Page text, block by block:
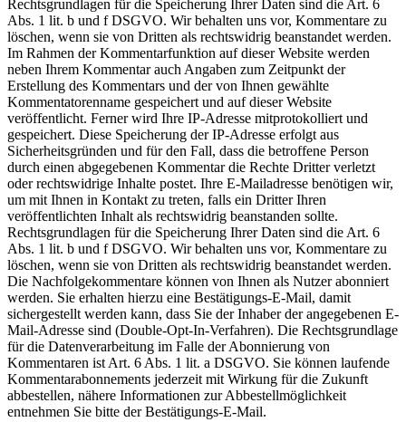
Rechtsgrundlagen für die Speicherung Ihrer Daten sind die Art. 6
Abs. 1 lit. b und f DSGVO. Wir behalten uns vor, Kommentare zu
löschen, wenn sie von Dritten als rechtswidrig beanstandet werden.
Im Rahmen der Kommentarfunktion auf dieser Website werden
neben Ihrem Kommentar auch Angaben zum Zeitpunkt der
Erstellung des Kommentars und der von Ihnen gewählte
Kommentatorenname gespeichert und auf dieser Website
veröffentlicht. Ferner wird Ihre IP-Adresse mitprotokolliert und
gespeichert. Diese Speicherung der IP-Adresse erfolgt aus
Sicherheitsgründen und für den Fall, dass die betroffene Person
durch einen abgegebenen Kommentar die Rechte Dritter verletzt
oder rechtswidrige Inhalte postet. Ihre E-Mailadresse benötigen wir,
um mit Ihnen in Kontakt zu treten, falls ein Dritter Ihren
veröffentlichten Inhalt als rechtswidrig beanstanden sollte.
Rechtsgrundlagen für die Speicherung Ihrer Daten sind die Art. 6
Abs. 1 lit. b und f DSGVO. Wir behalten uns vor, Kommentare zu
löschen, wenn sie von Dritten als rechtswidrig beanstandet werden.
Die Nachfolgekommentare können von Ihnen als Nutzer abonniert
werden. Sie erhalten hierzu eine Bestätigungs-E-Mail, damit
sichergestellt werden kann, dass Sie der Inhaber der angegebenen E-
Mail-Adresse sind (Double-Opt-In-Verfahren). Die Rechtsgrundlage
für die Datenverarbeitung im Falle der Abonnierung von
Kommentaren ist Art. 6 Abs. 1 lit. a DSGVO. Sie können laufende
Kommentarabonnements jederzeit mit Wirkung für die Zukunft
abbestellen, nähere Informationen zur Abbestellmöglichkeit
entnehmen Sie bitte der Bestätigungs-E-Mail.